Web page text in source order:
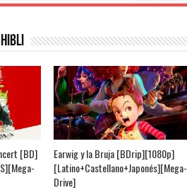
[BD]
Earwig y la Bruja [BDrip][1080p]
[Latino+Castellano+Japonés][Mega-
Drive]